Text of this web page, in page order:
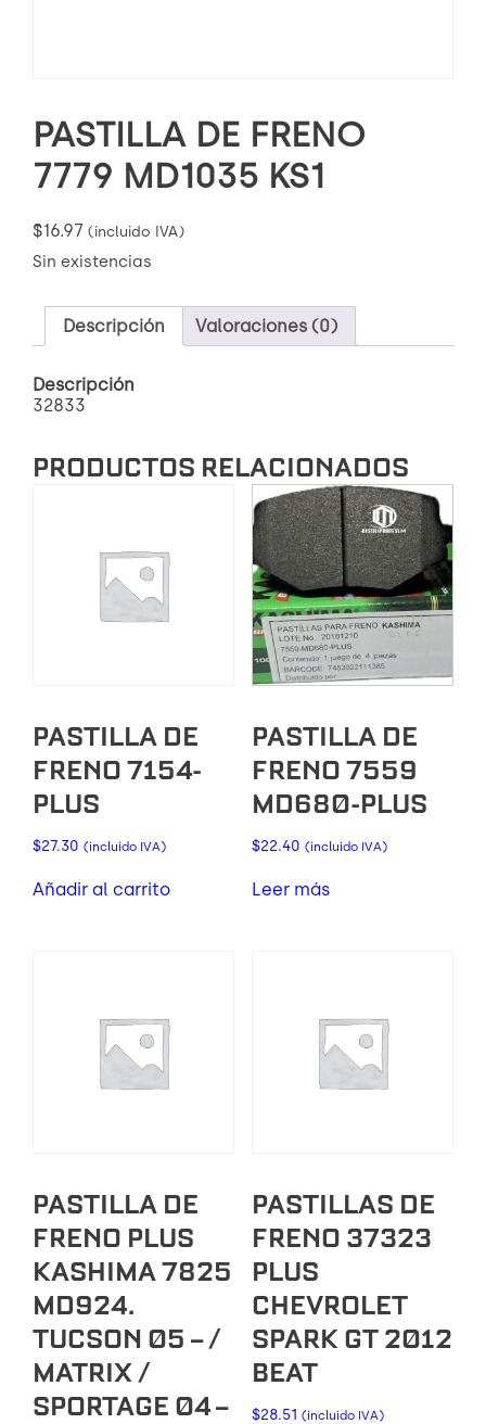
PASTILLA DE FRENO
7779 MD1035 KS1
$16.97 (incluido IVA)
Sin existencias
Descripción Valoraciones (0)
Descripción
32833
PRODUCTOS RELACIONADOS
PASTILLA DE
FRENO 7154-
PLUS
$27.30 (incluido IVA)
Añadir al carrito
PASTILLA DE
FRENO 7559
MD680-PLUS
$22.40 (incluido IVA)
Leer más
PASTILLA DE
FRENO PLUS
KASHIMA 7825
MD924.
TUCSON 05 – /
MATRIX /
SPORTAGE 04 –
PASTILLAS DE
FRENO 37323
PLUS
CHEVROLET
SPARK GT 2012
BEAT
$28.51 (incluido IVA)